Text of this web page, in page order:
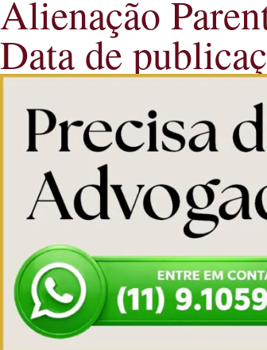
Alienação
Data de